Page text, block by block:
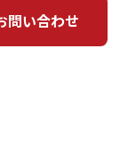
問い合わせ